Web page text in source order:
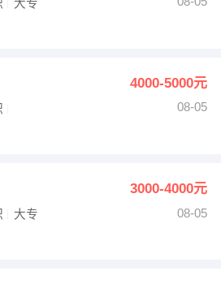
大专
4000-5000元
08-05
3000-4000元
大专
08-05